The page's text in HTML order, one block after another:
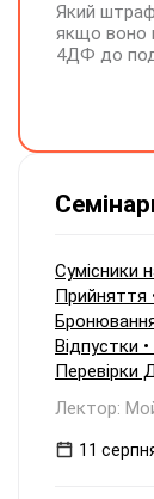
діяльності
(під час
системі)
2026 року
прийняття
цього
особі. Які
виникають
та виплаті
року?
податку
57.1-1 ПКУ,
Який штраф
якщо воно
4ДФ до
допомоги
Сумісники
Прийняття
Відпустки •
Перевірки
Лектор:
11